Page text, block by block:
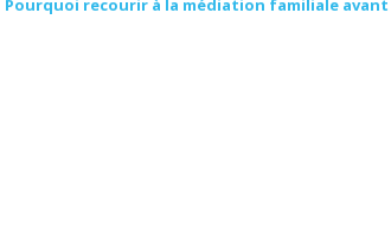
Pourquoi recourir à la médiation familiale